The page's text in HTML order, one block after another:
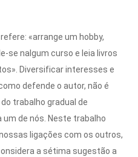
«arrange um hobby,
se nalgum curso e leia livros
Diversificar interesses e
defende o autor, não é
trabalho gradual de
um de nós. Neste trabalho
ligações com os outros,
a sétima sugestão a